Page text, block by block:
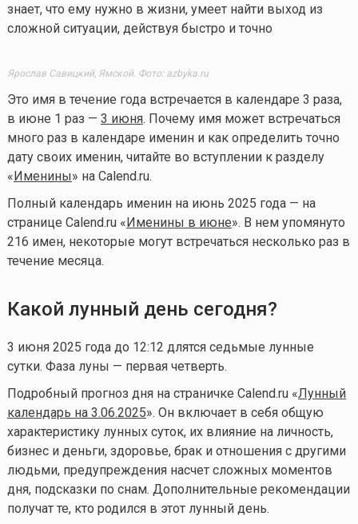
знает, что ему нужно в жизни, умеет найти выход из
сложной ситуации, действуя быстро и точно
Ярослав Савицкий, Ямской. Фото: azbyka.ru
Это имя в течение года встречается в календаре 3 раза,
в июне 1 раз — 3 июня. Почему имя может встречаться
много раз в календаре именин и как определить точно
дату своих именин, читайте во вступлении к разделу
« Именины» на Calend.ru.
Полный календарь именин на июнь 2025 года — на
странице Calend.ru « Именины в июне». В нем упомянуто
216 имен, некоторые могут встречаться несколько раз в
течение месяца.
Какой лунный день сегодня?
3 июня 2025 года до 12:12 длятся седьмые лунные
сутки. Фаза луны — первая четверть.
Подробный прогноз дня на страничке Calend.ru «Лунный
календарь на 3.06.2025». Он включает в себя общую
характеристику лунных суток, их влияние на личность,
бизнес и деньги, здоровье, брак и отношения с другими
людьми, предупреждения насчет сложных моментов
дня, подсказки по снам. Дополнительные рекомендации
получат те, кто родился в этот лунный день.